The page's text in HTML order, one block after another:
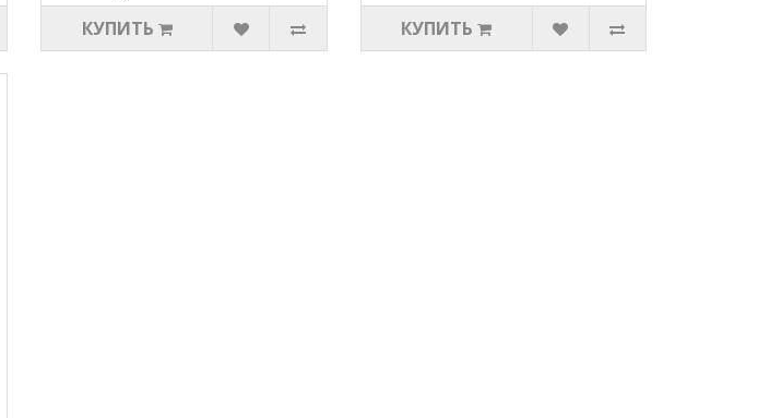
КУПИТЬ
КУПИТЬ